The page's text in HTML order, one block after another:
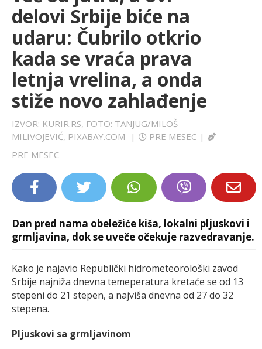
ODEON
SPORT
LIFESTYLE
EXTRA
delovi Srbije biće na
udaru: Čubrilo otkrio
kada se vraća prava
letnja vrelina, a onda
stiže novo zahlađenje
IZVOR: KURIR.RS, FOTO: TANJUG/MILOŠ
MILIVOJEVIĆ, PIXABAY.COM
| PRE MESEC |
PRE MESEC
Dan pred nama obeležiće kiša, lokalni pljuskovi i
grmljavina, dok se uveče očekuje razvedravanje.
Kako je najavio Republički hidrometeorološki zavod
Srbije najniža dnevna temeperatura kretaće se od 13
stepeni do 21 stepen, a najviša dnevna od 27 do 32
stepena.
Pljuskovi sa grmljavinom